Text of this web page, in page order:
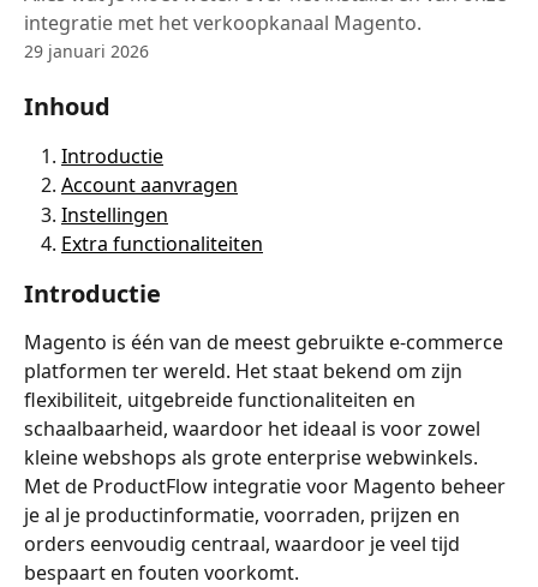
integratie met het verkoopkanaal Magento.
29 januari 2026
Inhoud
Introductie
Account aanvragen
Instellingen
Extra functionaliteiten
Introductie
Magento is één van de meest gebruikte e-commerce
platformen ter wereld. Het staat bekend om zijn
flexibiliteit, uitgebreide functionaliteiten en
schaalbaarheid, waardoor het ideaal is voor zowel
kleine webshops als grote enterprise webwinkels.
Met de ProductFlow integratie voor Magento beheer
je al je productinformatie, voorraden, prijzen en
orders eenvoudig centraal, waardoor je veel tijd
bespaart en fouten voorkomt.